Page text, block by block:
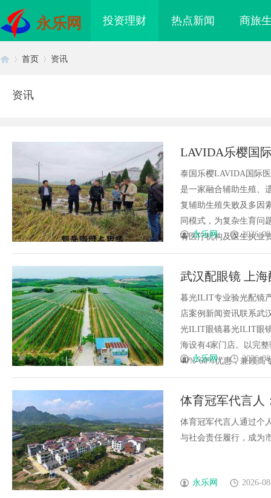
永乐网 投资理财 热点新闻 商旅
首页 资讯
资讯
LAVIDA乐樱国
泰国乐樱LAVIDA国际
是一家融合辅助生殖、
复辅助生殖失败及多因
同模式，为复杂生育问
有医疗机构及医生执业
永乐网 2026-
武汉配眼镜 上
暮光ILIT专业验光配镜
店案例新闻资讯联系武
光ILIT眼镜暮光ILIT眼
海设有4家门店。以完
40%-60%优惠，兼顾高
永乐网 2026-
体育冠军代言人
体育冠军代言人通过个
与社会责任履行，成为
永乐网 2026-
配眼镜 武汉配眼镜 上海配眼镜